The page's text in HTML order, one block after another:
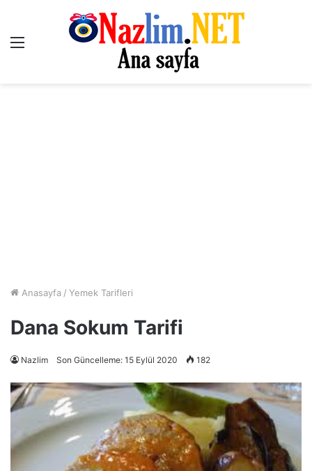
Menü
Anasayfa / Yemek Tarifleri
Dana Sokum Tarifi
Nazlim Son Güncelleme: 15 Eylül 2020 182